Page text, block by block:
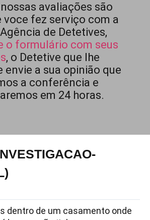
avaliações são
voce fez serviço com a
de Detetives,
o formulário com seus
, o Detetive que lhe
envie a sua opinião que
a conferência e
em 24 horas.
dentro de um casamento onde